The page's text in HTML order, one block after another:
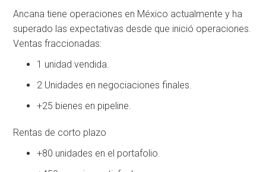
Ancana tiene operaciones en México actualmente y ha
superado las expectativas desde que inició operaciones.
Ventas fraccionadas:
1 unidad vendida.
2 Unidades en negociaciones finales.
+25 bienes en pipeline.
Rentas de corto plazo
+80 unidades en el portafolio.